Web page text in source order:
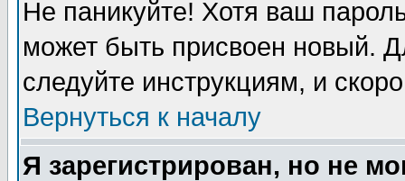
Не паникуйте! Хотя ваш
может быть присвоен новый.
следуйте инструкциям, и
Вернуться к началу
Я зарегистрирован, но не